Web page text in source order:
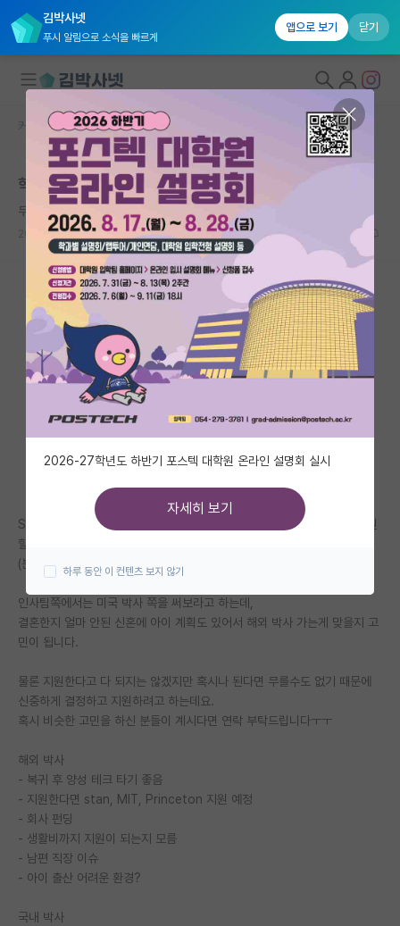
김박사넷
푸시 알림으로 소식을 빠르게
앱으로 보기 닫기
대학원생 모집
국내대학원 정보
연구실&오픈랩
커뮤니티
커뮤니티 홈
전체글보기
베스트 게시판
IF 명예의전당
자유 게시판(아무개랩)
미국 유학 게시판
미국 대학원 합격 후기 게시판
대학원 합격 후기 게시판
연구실(PI) 홍보 게시판
석박사 채용 정보 게시판
임용 정보 게시판
학부 인턴 게시판
취업 게시판
임용 후기 게시판
PI 전용 게시판
인문사회 계열 게시판
커뮤니티 홈 미국 유학 게시판
학술 연수 국내박사 vs 미국박사
무서운 빌헬름 뢴트겐
2026.07.04 6 1057
SPK 학/석 출신에 삼성계열사 재직 중에, 학술 연수 지원 기회를 얻어 지원
할 연구실 서치 중에 있습니다.
(분야 AI-based polymer design, polymer informatics)
인사팀쪽에서는 미국 박사 쪽을 써보라고 하는데,
결혼한지 얼마 안된 신혼에 아이 계획도 있어서 해외 박사 가는게 맞을지 고
민이 됩니다.
물론 지원한다고 다 되지는 않겠지만 혹시나 된다면 무를수도 없기 때문에
신중하게 결정하고 지원하려고 하는데요.
혹시 비슷한 고민을 하신 분들이 계시다면 연락 부탁드립니다ㅜㅜ
해외 박사
- 복귀 후 양성 테크 타기 좋음
- 지원한다면 stan, MIT, Princeton 지원 예정
- 회사 펀딩
- 생활비까지 지원이 되는지 모름
- 남편 직장 이슈
- 아이 출산 어려운 환경?
국내 박사
2026-27학년도 하반기 포스텍 대학원 온라인 설명회 실시
자세히 보기
하루 동안 이 컨텐츠 보지 않기